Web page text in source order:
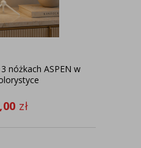
nóżkach ASPEN w
zł